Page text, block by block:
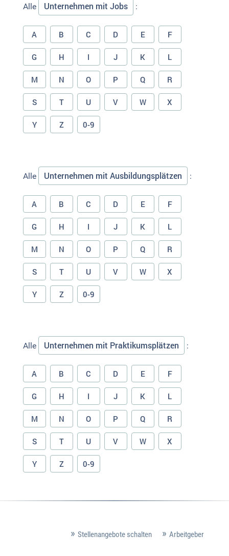
Alle Unternehmen mit Jobs :
A B C D E F
G H I J K L
M N O P Q R
S T U V W X
Y Z 0-9
Alle Unternehmen mit Ausbildungsplätzen :
A B C D E F
G H I J K L
M N O P Q R
S T U V W X
Y Z 0-9
Alle Unternehmen mit Praktikumsplätzen :
A B C D E F
G H I J K L
M N O P Q R
S T U V W X
Y Z 0-9
Stellenangebote schalten Arbeitgeber